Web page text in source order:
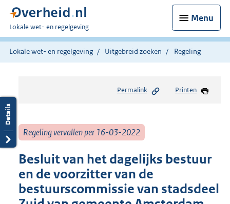
Menu
U
bent
hier:
Lokale wet- en regelgeving
Lokale wet- en regelgeving Uitgebreid zoeken Regeling
Permalink Printen
Regeling vervallen per 16-03-2022
Besluit van het dagelijks bestuur
en de voorzitter van de
bestuurscommissie van stadsdeel